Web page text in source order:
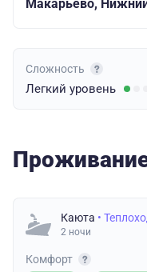
Макарьево,
Сложность
Легкий уровень
Каюта •
2 ночи
Комфорт